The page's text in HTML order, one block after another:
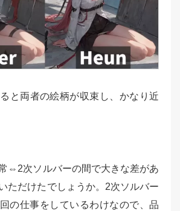
と両者の絵柄が収束し、かなり近
⇔2次ソルバーの間で大きな差があ
ただけたでしょうか。2次ソルバー
の仕事をしているわけなので、品